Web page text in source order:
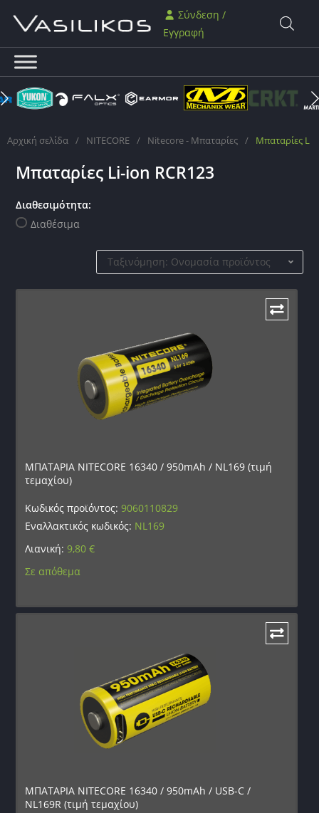
Σύνδεση /
Εγγραφή
Αρχική σελίδα / NITECORE / Nitecore - Μπαταρίες / Μπαταρίες Li-
Μπαταρίες Li-ion RCR123
Διαθεσιμότητα:
Διαθέσιμα
Ταξινόμηση: Ονομασία προϊόντος
ΜΠΑΤΑΡΙΑ NITECORE 16340 / 950mAh / NL169 (τιμή
τεμαχίου)
Κωδικός προϊόντος:9060110829
Εναλλακτικός κωδικός: NL169
Λιανική:9,80€
Σε απόθεμα
ΜΠΑΤΑΡΙΑ NITECORE 16340 / 950mAh / USB-C /
NL169R (τιμή τεμαχίου)